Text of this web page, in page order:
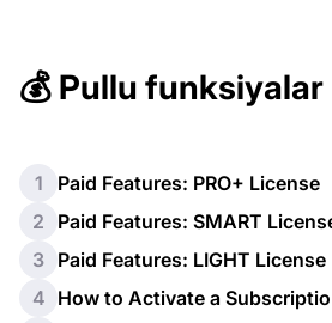
💰 Pullu funksiyalar
1
Paid Features: PRO+ License
2
Paid Features: SMART
3 Paid Features: LIGHT License
4 How to Activate a